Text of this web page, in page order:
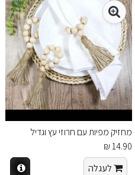
מחזיק מפיות עם חרוזי עץ וגדיל
14.90 ₪
לעגלה